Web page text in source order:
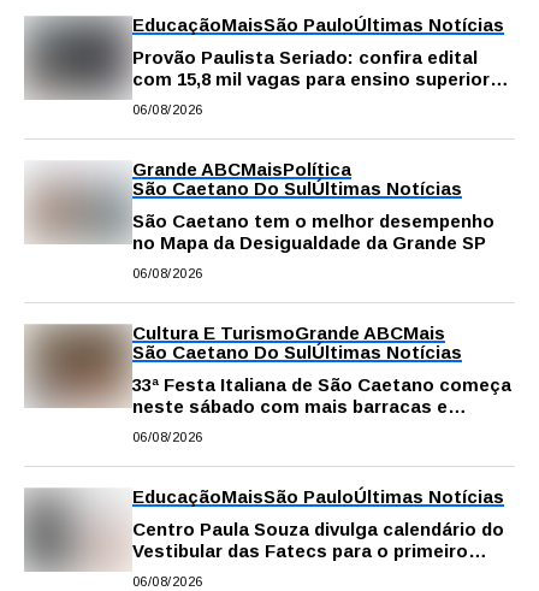
EducaçãoMaisSão PauloÚltimas Notícias
Provão Paulista Seriado: confira edital
com 15,8 mil vagas para ensino superior
público
06/08/2026
Grande ABCMaisPolítica
São Caetano Do SulÚltimas Notícias
São Caetano tem o melhor desempenho
no Mapa da Desigualdade da Grande SP
06/08/2026
Cultura E TurismoGrande ABCMais
São Caetano Do SulÚltimas Notícias
33ª Festa Italiana de São Caetano começa
neste sábado com mais barracas e
novidades em decoração e atrações
06/08/2026
EducaçãoMaisSão PauloÚltimas Notícias
Centro Paula Souza divulga calendário do
Vestibular das Fatecs para o primeiro
semestre de 2027
06/08/2026